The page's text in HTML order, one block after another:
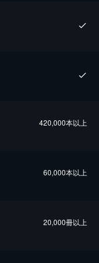
420,000本以上
60,000本以上
20,000冊以上